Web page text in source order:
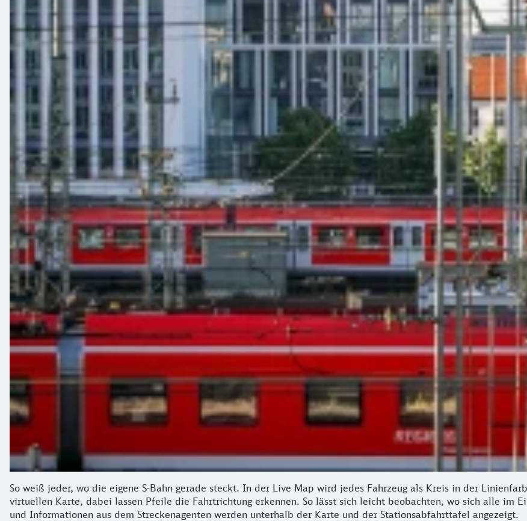
So weiß jeder, wo die eigene S-Bahn gerade steckt. In der Live Map wird jedes Fahrzeug als Kreis in der
virtuellen Karte, dabei lassen Pfeile die Fahrtrichtung erkennen. So lässt sich leicht beobachten, wo sich alle im
und Informationen aus dem Streckenagenten werden unterhalb der Karte und der Stationsabfahrttafel angezeigt.